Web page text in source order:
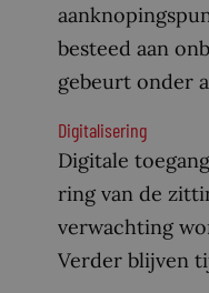
besteed aan
gebeurt onder
Digitalisering
Digitale
ring van de
verwachting
Verder blijven